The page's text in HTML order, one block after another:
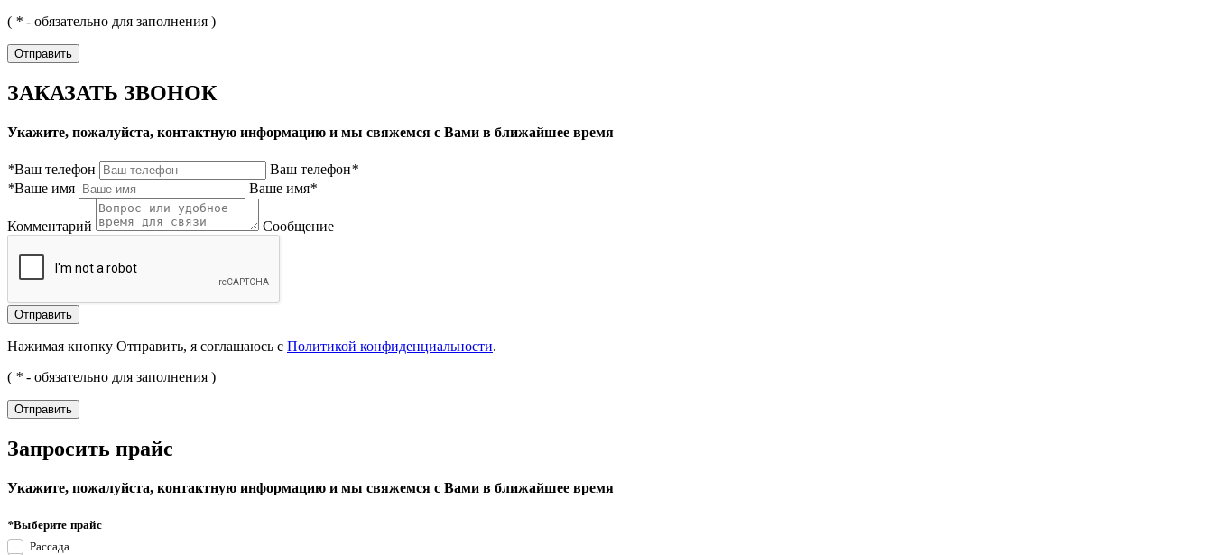
( * - обязательно для заполнения )
ЗАКАЗАТЬ ЗВОНОК
Укажите, пожалуйста, контактную информацию и мы свяжемся с Вами в ближайшее время
*Ваш телефон Ваш телефон*
*Ваше имя Ваше имя*
Комментарий Сообщение
Нажимая кнопку Отправить, я соглашаюсь с Политикой конфиденциальности.
( * - обязательно для заполнения )
Запросить прайс
Укажите, пожалуйста, контактную информацию и мы свяжемся с Вами в ближайшее время
*Выберите прайс
Рассада